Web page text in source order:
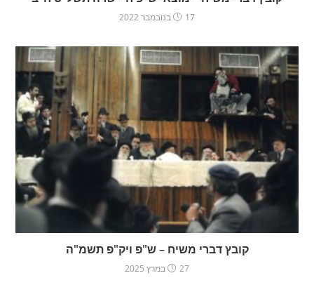
17 בנובמבר 2022
קובץ דברי משיח – ש"פ ויק"פ תשמ"ה
27 במרץ 2025